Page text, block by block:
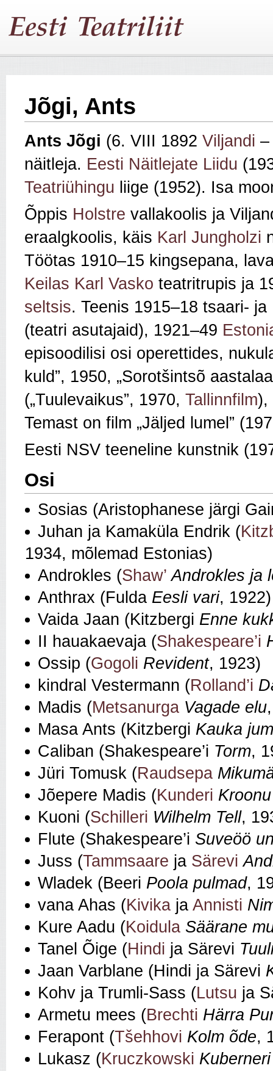
Jõgi, Ants
Ants Jõgi (6. VIII 1892 Viljandi
näitleja. Eesti Näitlejate Liidu
Teatriühingu liige (1952). Isa
Õppis Holstre vallakoolis ja
eraalgkoolis, käis Karl Jungholzi
Töötas 1910–15 kingsepana,
Keilas Karl Vasko teatritrupis ja
seltsis. Teenis 1915–18 tsaari- ja
(teatri asutajaid), 1921–49
episoodilisi osi operettides,
kuld”, 1950, „Sorotšintsõ
(„Tuulevaikus”, 1970, Tallinnfilm),
Temast on film „Jäljed lumel”
Eesti NSV teeneline kunstnik
Osi
Sosias (Aristophanese järgi
Juhan ja Kamaküla Endrik (
1934, mõlemad Estonias)
Androkles (Shaw’ Androkles ja
Anthrax (Fulda Eesli vari, 1922)
Vaida Jaan (Kitzbergi Enne
II hauakaevaja (Shakespeare’i
Ossip (Gogoli Revident, 1923)
kindral Vestermann (Rolland’i
Madis (Metsanurga Vagade elu
Masa Ants (Kitzbergi Kauka
Caliban (Shakespeare’i Torm,
Jüri Tomusk (Raudsepa
Jõepere Madis (Kunderi
Kuoni (Schilleri Wilhelm Tell,
Flute (Shakespeare’i Suveöö
Juss (Tammsaare ja Särevi
Wladek (Beeri Poola pulmad,
vana Ahas (Kivika ja Annisti
Kure Aadu (Koidula Säärane
Tanel Õige (Hindi ja Särevi
Jaan Varblane (Hindi ja Särevi
Kohv ja Trumli-Sass (Lutsu ja
Armetu mees (Brechti Härra
Ferapont (Tšehhovi Kolm õde,
Lukasz (Kruczkowski